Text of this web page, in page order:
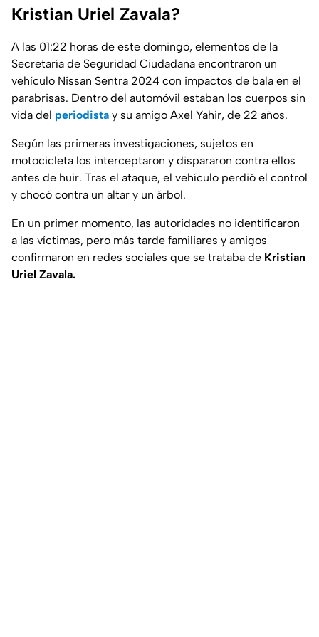
Kristian Uriel Zavala?
A las 01:22 horas de este domingo, elementos de la
Secretaría de Seguridad Ciudadana encontraron un
vehículo Nissan Sentra 2024 con impactos de bala en el
parabrisas. Dentro del automóvil estaban los cuerpos sin
vida del periodista y su amigo Axel Yahir, de 22 años.
Según las primeras investigaciones, sujetos en
motocicleta los interceptaron y dispararon contra ellos
antes de huir. Tras el ataque, el vehículo perdió el control
y chocó contra un altar y un árbol.
En un primer momento, las autoridades no identificaron
a las víctimas, pero más tarde familiares y amigos
confirmaron en redes sociales que se trataba de Kristian
Uriel Zavala.